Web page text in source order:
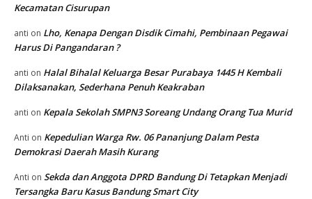
Kecamatan Cisurupan
anti on Lho, Kenapa Dengan Disdik Cimahi, Pembinaan Pegawai
Harus Di Pangandaran ?
anti on Halal Bihalal Keluarga Besar Purabaya 1445 H Kembali
Dilaksanakan, Sederhana Penuh Keakraban
anti on Kepala Sekolah SMPN3 Soreang Undang Orang Tua Murid
Anti on Kepedulian Warga Rw. 06 Pananjung Dalam Pesta
Demokrasi Daerah Masih Kurang
Anti on Sekda dan Anggota DPRD Bandung Di Tetapkan Menjadi
Tersangka Baru Kasus Bandung Smart City